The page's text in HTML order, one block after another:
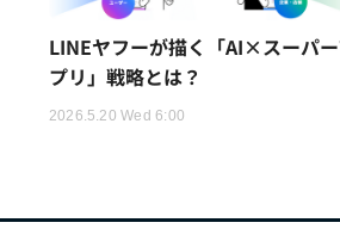
LINEヤフーが描く「AI×スーパ
プリ」戦略とは？
2026.5.20 Wed 6:00